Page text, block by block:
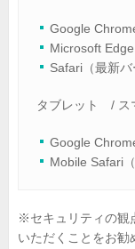
Google
Microsoft Edge
Safari（最新バ
タブレット / ス
Google
Mobile Safari
※セキュリティの観
いただくことをお勧